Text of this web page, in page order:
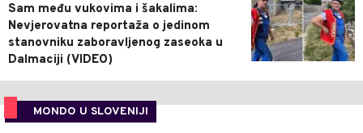
Sam među vukovima i šakalima:
Nevjerovatna reportaža o jedinom
stanovniku zaboravljenog zaseoka u
Dalmaciji (VIDEO)
MONDO U SLOVENIJI